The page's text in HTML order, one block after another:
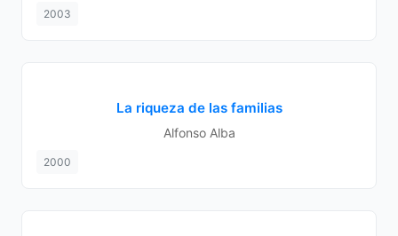
2003
La riqueza de las familias
Alfonso Alba
2000